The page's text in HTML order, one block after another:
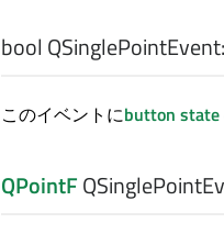
bool
このイベントにbutton state
QPointF